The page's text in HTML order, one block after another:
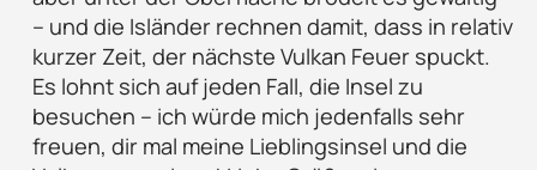
– und die Isländer rechnen damit, dass in relativ
kurzer Zeit, der nächste Vulkan Feuer spuckt.
Es lohnt sich auf jeden Fall, die Insel zu
besuchen – ich würde mich jedenfalls sehr
freuen, dir mal meine Lieblingsinsel und die